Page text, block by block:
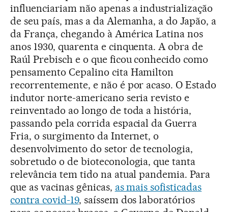
influenciariam não apenas a industrialização
de seu país, mas a da Alemanha, a do Japão, a
da França, chegando à América Latina nos
anos 1930, quarenta e cinquenta. A obra de
Raúl Prebisch e o que ficou conhecido como
pensamento Cepalino cita Hamilton
recorrentemente, e não é por acaso. O Estado
indutor norte-americano seria revisto e
reinventado ao longo de toda a história,
passando pela corrida espacial da Guerra
Fria, o surgimento da Internet, o
desenvolvimento do setor de tecnologia,
sobretudo o de bioteconologia, que tanta
relevância tem tido na atual pandemia. Para
que as vacinas gênicas, as mais sofisticadas
contra covid-19, saíssem dos laboratórios